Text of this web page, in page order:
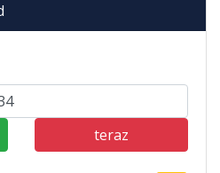
teraz